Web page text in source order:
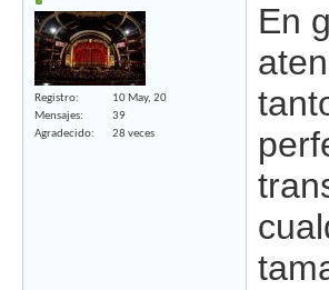
Registro
10 May, 20
Mensajes
39
Agradecido
28 veces
En